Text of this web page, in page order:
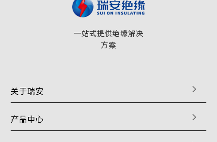
一站式提供绝缘解决
方案
关于瑞安
产品中心